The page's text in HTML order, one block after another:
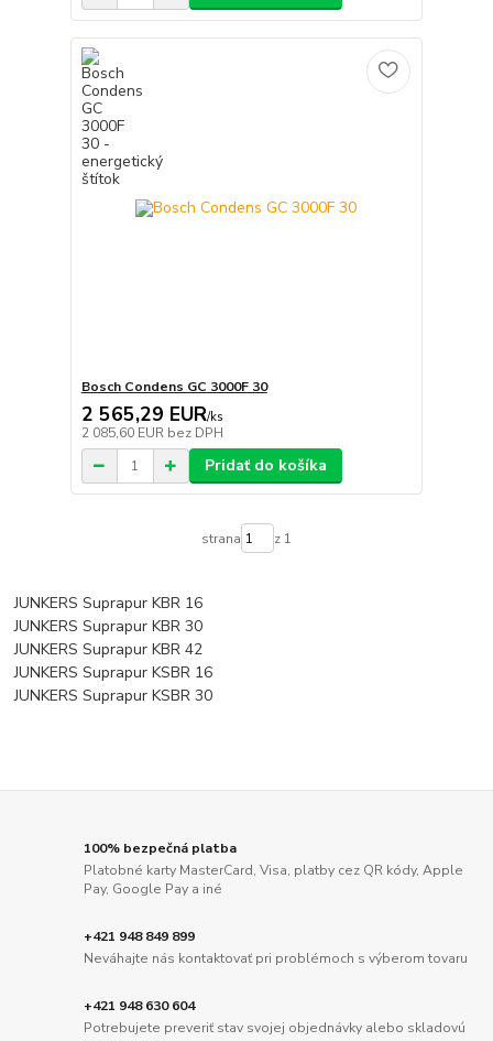
Bosch Condens GC 3000F 30
2 565,29 EUR/ks
2 085,60 EUR bez DPH
Pridať do košíka
strana z 1
JUNKERS Suprapur KBR 16
JUNKERS Suprapur KBR 30
JUNKERS Suprapur KBR 42
JUNKERS Suprapur KSBR 16
JUNKERS Suprapur KSBR 30
100% bezpečná platba
Platobné karty MasterCard, Visa, platby cez QR kódy, Apple
Pay, Google Pay a iné
+421 948 849 899
Neváhajte nás kontaktovať pri problémoch s výberom tovaru
+421 948 630 604
Potrebujete preveriť stav svojej objednávky alebo skladovú